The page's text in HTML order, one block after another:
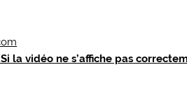
la vidéo ne s’affiche pas